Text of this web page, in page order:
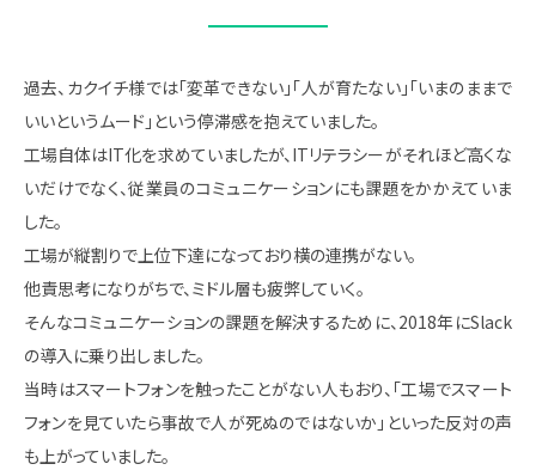
過去、カクイチ様では「変革できない」「人が育たない」「いまのままで
いいというムード」という停滞感を抱えていました。
工場自体はIT化を求めていましたが、ITリテラシーがそれほど高くな
いだけでなく、従業員のコミュニケーションにも課題をかかえていま
した。
工場が縦割りで上位下達になっており横の連携がない。
他責思考になりがちで、ミドル層も疲弊していく。
そんなコミュニケーションの課題を解決するために、2018年にSlack
の導入に乗り出しました。
当時はスマートフォンを触ったことがない人もおり、「工場でスマート
フォンを見ていたら事故で人が死ぬのではないか」といった反対の声
も上がっていました。